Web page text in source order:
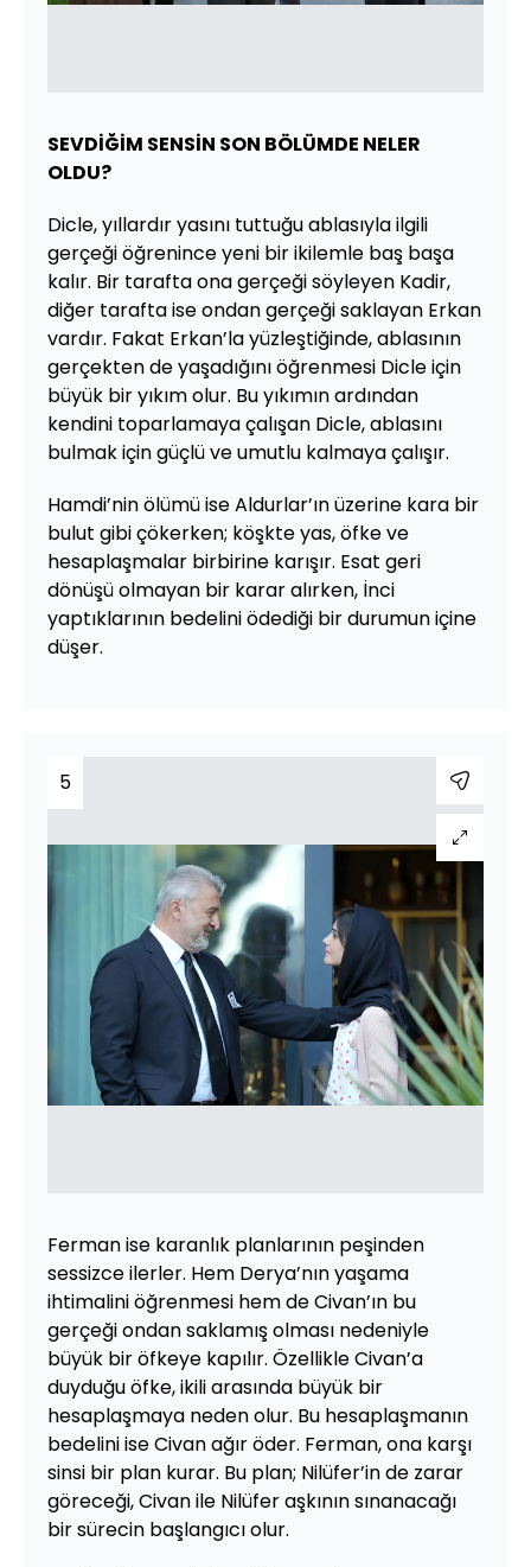
SEVDİĞİM SENSİN SON BÖLÜMDE NELER
OLDU?
Dicle, yıllardır yasını tuttuğu ablasıyla ilgili
gerçeği öğrenince yeni bir ikilemle baş başa
kalır. Bir tarafta ona gerçeği söyleyen Kadir,
diğer tarafta ise ondan gerçeği saklayan Erkan
vardır. Fakat Erkan’la yüzleştiğinde, ablasının
gerçekten de yaşadığını öğrenmesi Dicle için
büyük bir yıkım olur. Bu yıkımın ardından
kendini toparlamaya çalışan Dicle, ablasını
bulmak için güçlü ve umutlu kalmaya çalışır.
Hamdi’nin ölümü ise Aldurlar’ın üzerine kara bir
bulut gibi çökerken; köşkte yas, öfke ve
hesaplaşmalar birbirine karışır. Esat geri
dönüşü olmayan bir karar alırken, İnci
yaptıklarının bedelini ödediği bir durumun içine
düşer.
5
Ferman ise karanlık planlarının peşinden
sessizce ilerler. Hem Derya’nın yaşama
ihtimalini öğrenmesi hem de Civan’ın bu
gerçeği ondan saklamış olması nedeniyle
büyük bir öfkeye kapılır. Özellikle Civan’a
duyduğu öfke, ikili arasında büyük bir
hesaplaşmaya neden olur. Bu hesaplaşmanın
bedelini ise Civan ağır öder. Ferman, ona karşı
sinsi bir plan kurar. Bu plan; Nilüfer’in de zarar
göreceği, Civan ile Nilüfer aşkının sınanacağı
bir sürecin başlangıcı olur.